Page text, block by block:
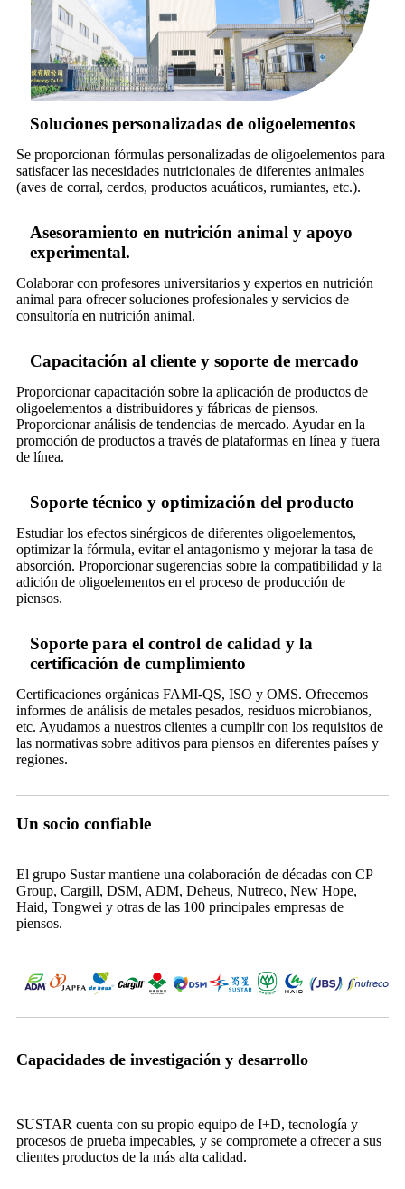
Soluciones personalizadas de oligoelementos
Se proporcionan fórmulas personalizadas de oligoelementos para
satisfacer las necesidades nutricionales de diferentes animales
(aves de corral, cerdos, productos acuáticos, rumiantes, etc.).
Asesoramiento en nutrición animal y apoyo
experimental.
Colaborar con profesores universitarios y expertos en nutrición
animal para ofrecer soluciones profesionales y servicios de
consultoría en nutrición animal.
Capacitación al cliente y soporte de mercado
Proporcionar capacitación sobre la aplicación de productos de
oligoelementos a distribuidores y fábricas de piensos.
Proporcionar análisis de tendencias de mercado. Ayudar en la
promoción de productos a través de plataformas en línea y fuera
de línea.
Soporte técnico y optimización del producto
Estudiar los efectos sinérgicos de diferentes oligoelementos,
optimizar la fórmula, evitar el antagonismo y mejorar la tasa de
absorción. Proporcionar sugerencias sobre la compatibilidad y la
adición de oligoelementos en el proceso de producción de
piensos.
Soporte para el control de calidad y la
certificación de cumplimiento
Certificaciones orgánicas FAMI-QS, ISO y OMS. Ofrecemos
informes de análisis de metales pesados, residuos microbianos,
etc. Ayudamos a nuestros clientes a cumplir con los requisitos de
las normativas sobre aditivos para piensos en diferentes países y
regiones.
Un socio confiable
El grupo Sustar mantiene una colaboración de décadas con CP
Group, Cargill, DSM, ADM, Deheus, Nutreco, New Hope,
Haid, Tongwei y otras de las 100 principales empresas de
piensos.
Capacidades de investigación y desarrollo
SUSTAR cuenta con su propio equipo de I+D, tecnología y
procesos de prueba impecables, y se compromete a ofrecer a sus
clientes productos de la más alta calidad.